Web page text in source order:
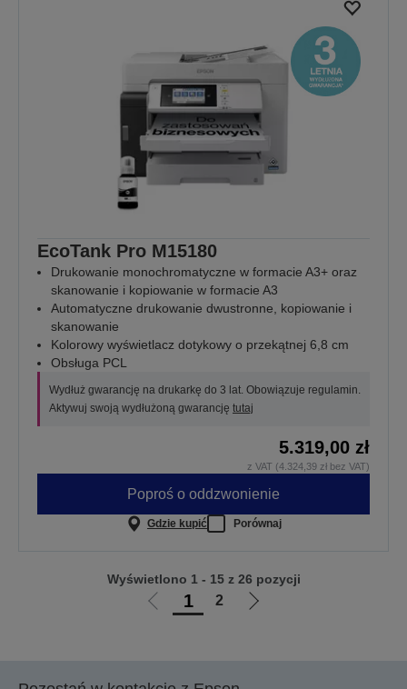
EcoTank Pro M15180
Drukowanie monochromatyczne w formacie A3+ oraz
skanowanie i kopiowanie w formacie A3
Automatyczne drukowanie dwustronne, kopiowanie i
skanowanie
Kolorowy wyświetlacz dotykowy o przekątnej 6,8 cm
Obsługa PCL
Wydłuż gwarancję na drukarkę do 3 lat. Obowiązuje regulamin.
Aktywuj swoją wydłużoną gwarancję tutaj
5.319,00 zł
z VAT (4.324,39 zł bez VAT)
Poproś o oddzwonienie
Gdzie kupić Porównaj
Przejdź
1 2
Przejdź
Wyświetlono 1 - 15 z 26 pozycji